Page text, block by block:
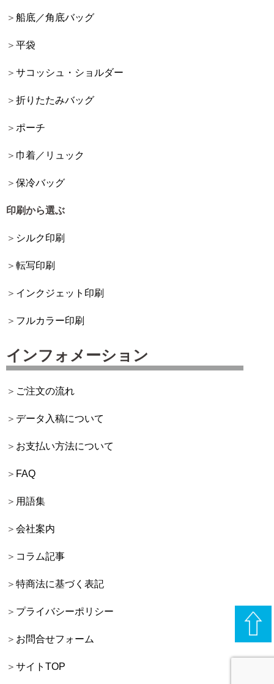
船底／角底バッグ
平袋
サコッシュ・ショルダー
折りたたみバッグ
ポーチ
巾着／リュック
保冷バッグ
印刷から選ぶ
シルク印刷
転写印刷
インクジェット印刷
フルカラー印刷
インフォメーション
ご注文の流れ
データ入稿について
お支払い方法について
FAQ
用語集
会社案内
コラム記事
特商法に基づく表記
プライバシーポリシー
お問合せフォーム
サイトTOP